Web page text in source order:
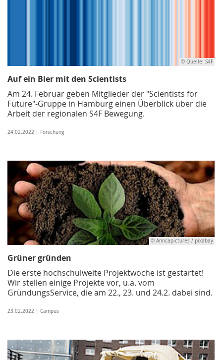
© Quelle: S4F
Auf ein Bier mit den Scientists
Am 24. Februar geben Mitglieder der "Scientists for
Future"-Gruppe in Hamburg einen Überblick über die
Arbeit der regionalen S4F Bewegung.
24.02.2022 | Forschung
© Anncapictures / pixabay
Grüner gründen
Die erste hochschulweite Projektwoche ist gestartet!
Wir stellen einige Projekte vor, u.a. vom
GründungsService, die am 22., 23. und 24.2. dabei sind.
23.02.2022 | Campus